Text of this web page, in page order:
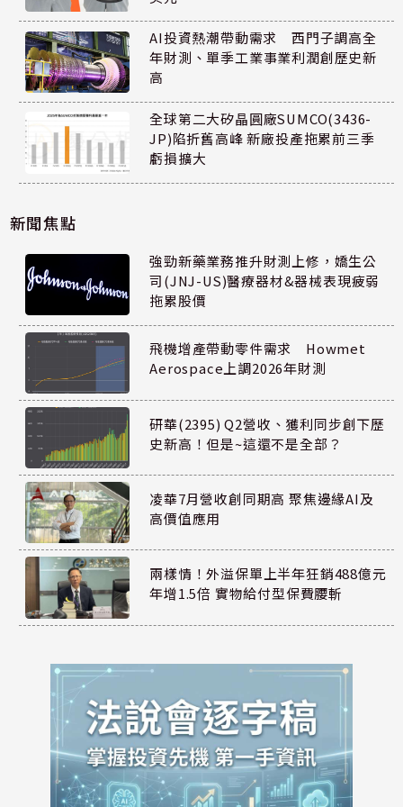
AI投資熱潮帶動需求 西門子調高全
年財測、單季工業事業利潤創歷史新
高
全球第二大矽晶圓廠SUMCO(3436-
JP)陷折舊高峰 新廠投產拖累前三季
虧損擴大
新聞焦點
強勁新藥業務推升財測上修，嬌生公
司(JNJ-US)醫療器材&器械表現疲弱
拖累股價
飛機增產帶動零件需求 Howmet
Aerospace上調2026年財測
研華(2395) Q2營收、獲利同步創下歷
史新高！但是~這還不是全部？
凌華7月營收創同期高 聚焦邊緣AI及
高價值應用
兩樣情！外溢保單上半年狂銷488億元
年增1.5倍 實物給付型保費腰斬